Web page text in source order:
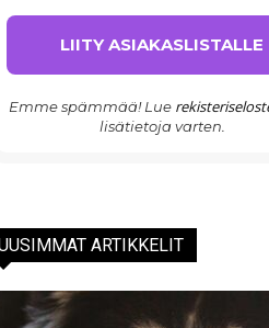
Emme spämmää! Lue
lisätietoja varten.
ARTIKKELIT